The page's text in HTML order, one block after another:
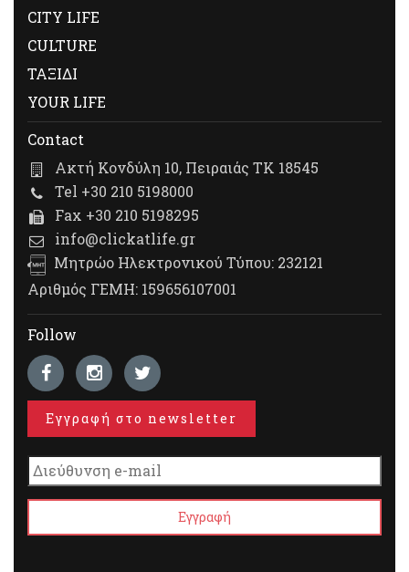
CITY LIFE
CULTURE
ΤΑΞΙΔΙ
YOUR LIFE
Contact
Ακτή Κονδύλη 10, Πειραιάς ΤΚ 18545
Tel +30 210 5198000
Fax +30 210 5198295
info@clickatlife.gr
Μητρώο Ηλεκτρονικού Τύπου: 232121
Αριθμός ΓΕΜΗ: 159656107001
Follow
Εγγραφή στο newsletter